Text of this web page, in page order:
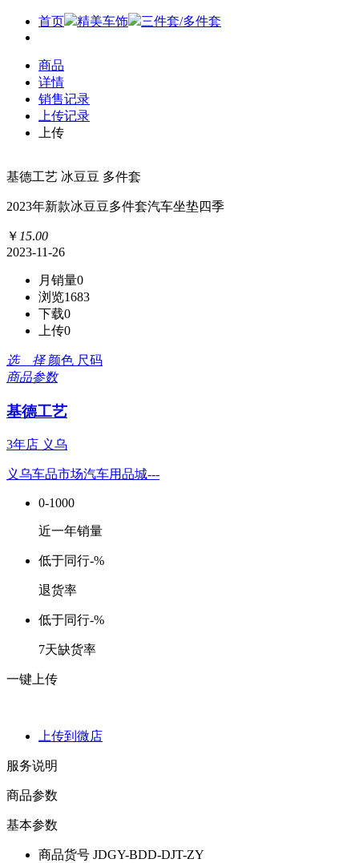
首页 精美车饰 三件套/多件套
商品
详情
销售记录
上传记录
上传
基德工艺 冰豆豆 多件套
2023年新款冰豆豆多件套汽车坐垫四季
￥ 15.00
2023-11-26
月销量0
浏览1683
下载0
上传0
选 择 颜色 尺码
商品参数
基德工艺
3年店 义乌
义乌车品市场汽车用品城---
0-1000
近一年销量
低于同行-%
退货率
低于同行-%
7天缺货率
一键上传
上传到微店
服务说明
商品参数
基本参数
商品货号 JDGY-BDD-DJT-ZY